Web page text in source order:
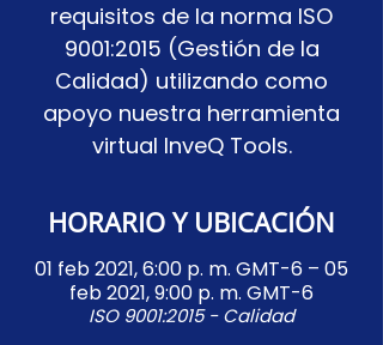
requisitos de la norma ISO
9001:2015 (Gestión de la
Calidad) utilizando como
apoyo nuestra herramienta
virtual InveQ Tools.
HORARIO Y UBICACIÓN
01 feb 2021, 6:00 p. m. GMT-6 – 05
feb 2021, 9:00 p. m. GMT-6
ISO 9001:2015 - Calidad